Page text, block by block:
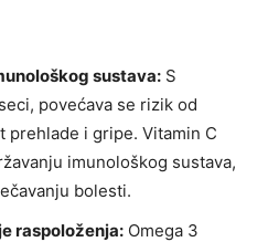
sustava: S
povećava se rizik od
prehlade i gripe. Vitamin C
imunološkog sustava,
bolesti.
raspoloženja: Omega 3